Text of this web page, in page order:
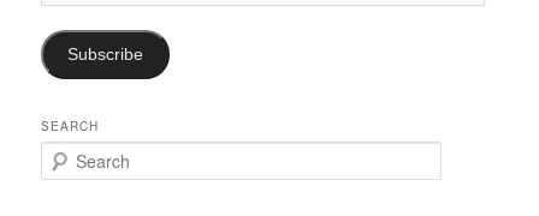
Address
Subscribe
SEARCH
e